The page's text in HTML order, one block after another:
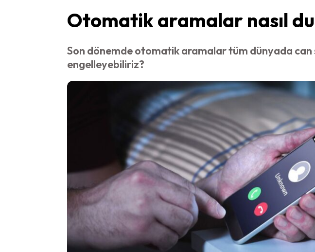
Otomatik aramalar nasıl
Son dönemde otomatik aramalar tüm dünyada can
engelleyebiliriz?